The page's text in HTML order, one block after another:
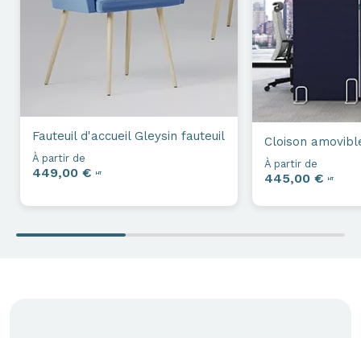
Fauteuil d'accueilGleysin fauteuil
À partir de
449,00 € HT
Cloison
À partir de
445,00 € HT